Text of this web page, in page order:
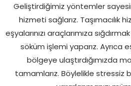
Geliştirdiğimiz yöntemler
hizmeti sağlarız. Taşımacılık
eşyalarınızı araçlarımıza
söküm işlemi yaparız. Ayrıca
bölgeye ulaştırdığımızda
tamamlarız. Böylelikle stressiz